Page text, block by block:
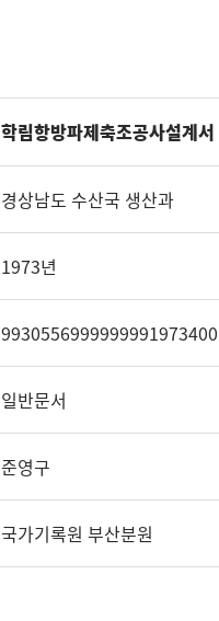
학림항방파제축조공사설계서
경상남도 수산국 생산과
1973년
일반문서
준영구
국가기록원 부산분원